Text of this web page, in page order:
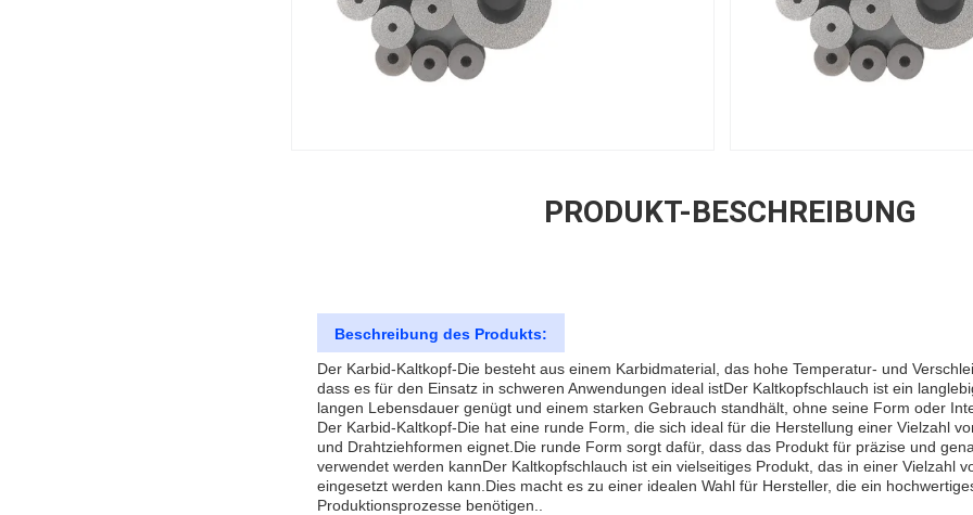
PRODUKT-BESCHREIBUNG
Beschreibung des Produkts:
Der Karbid-Kaltkopf-Die besteht aus einem Karbidmaterial, das hohe Temperatur- und
dass es für den Einsatz in schweren Anwendungen ideal istDer Kaltkopfschlauch ist ein
langen Lebensdauer genügt und einem starken Gebrauch standhält, ohne seine Form oder
Der Karbid-Kaltkopf-Die hat eine runde Form, die sich ideal für die Herstellung einer Vielzahl
und Drahtziehformen eignet.Die runde Form sorgt dafür, dass das Produkt für präzise und
verwendet werden kannDer Kaltkopfschlauch ist ein vielseitiges Produkt, das in einer Vielzahl
eingesetzt werden kann.Dies macht es zu einer idealen Wahl für Hersteller, die ein
Produktionsprozesse benötigen..